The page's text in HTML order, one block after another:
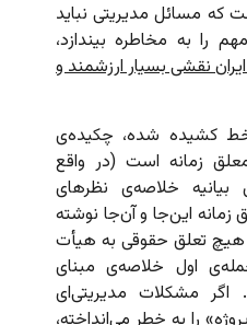
که مسائل مدیریتی نباید
را به مخاطره بیندازد،
نقشی بسیار ارزشمند و
کشیده شده، چکیده‌ی
زمانه است (در واقع
خلاصه‌ی نظرهای
این‌جا و آن‌جا نوشته
تعلق حقوقی به هیأت
اول خلاصه‌ی مبنای
مشکلات مدیریتی‌ای